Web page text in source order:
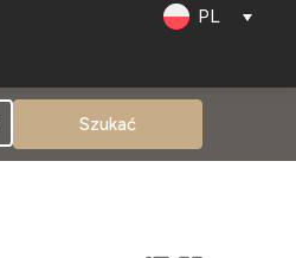
PL
Szukać